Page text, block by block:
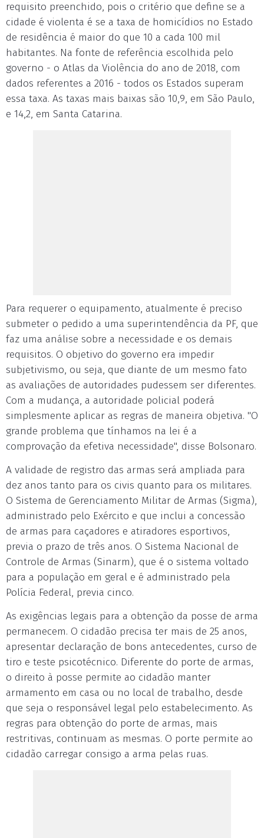
requisito preenchido, pois o critério que define se a
cidade é violenta é se a taxa de homicídios no Estado
de residência é maior do que 10 a cada 100 mil
habitantes. Na fonte de referência escolhida pelo
governo - o Atlas da Violência do ano de 2018, com
dados referentes a 2016 - todos os Estados superam
essa taxa. As taxas mais baixas são 10,9, em São Paulo,
e 14,2, em Santa Catarina.
Para requerer o equipamento, atualmente é preciso
submeter o pedido a uma superintendência da PF, que
faz uma análise sobre a necessidade e os demais
requisitos. O objetivo do governo era impedir
subjetivismo, ou seja, que diante de um mesmo fato
as avaliações de autoridades pudessem ser diferentes.
Com a mudança, a autoridade policial poderá
simplesmente aplicar as regras de maneira objetiva. "O
grande problema que tínhamos na lei é a
comprovação da efetiva necessidade", disse Bolsonaro.
A validade de registro das armas será ampliada para
dez anos tanto para os civis quanto para os militares.
O Sistema de Gerenciamento Militar de Armas (Sigma),
administrado pelo Exército e que inclui a concessão
de armas para caçadores e atiradores esportivos,
previa o prazo de três anos. O Sistema Nacional de
Controle de Armas (Sinarm), que é o sistema voltado
para a população em geral e é administrado pela
Polícia Federal, previa cinco.
As exigências legais para a obtenção da posse de arma
permanecem. O cidadão precisa ter mais de 25 anos,
apresentar declaração de bons antecedentes, curso de
tiro e teste psicotécnico. Diferente do porte de armas,
o direito à posse permite ao cidadão manter
armamento em casa ou no local de trabalho, desde
que seja o responsável legal pelo estabelecimento. As
regras para obtenção do porte de armas, mais
restritivas, continuam as mesmas. O porte permite ao
cidadão carregar consigo a arma pelas ruas.